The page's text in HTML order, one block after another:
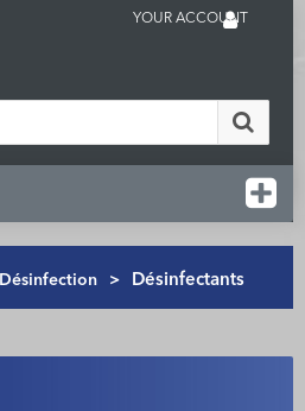
YOUR ACCOUNT
Désinfection > Désinfectants